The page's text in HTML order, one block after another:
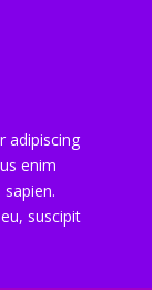
adipiscing
enim
suscipit